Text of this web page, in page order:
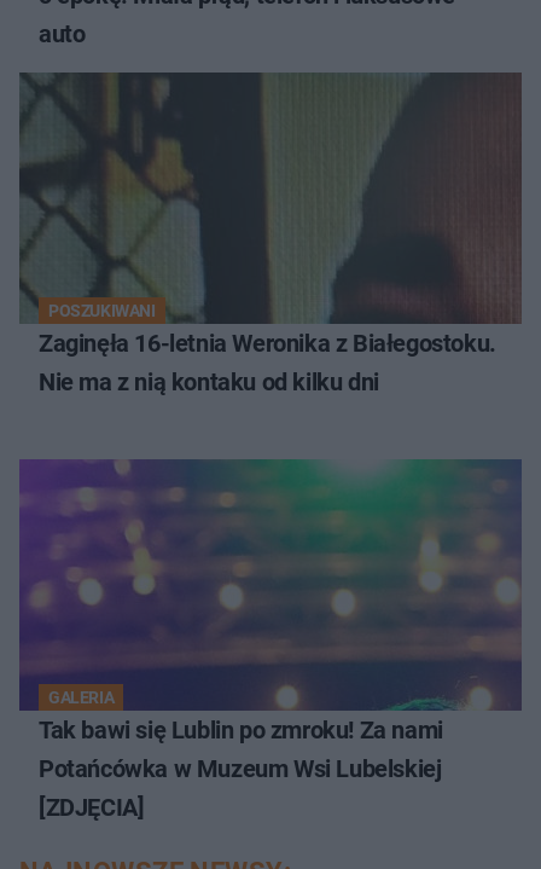
auto
POSZUKIWANI
Zaginęła 16-letnia Weronika z Białegostoku.
Nie ma z nią kontaku od kilku dni
GALERIA
Tak bawi się Lublin po zmroku! Za nami
Potańcówka w Muzeum Wsi Lubelskiej
[ZDJĘCIA]